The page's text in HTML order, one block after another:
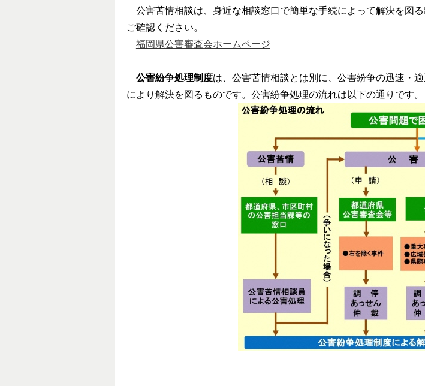
公害苦情相談は、身近な相談窓口で簡単な手続によって解決を図
ご確認ください。
福岡県公害審査会ホームページ
公害紛争処理制度は、公害苦情相談とは別に、公害紛争の迅速・
により解決を図るものです。公害紛争処理の流れは以下の通りです。